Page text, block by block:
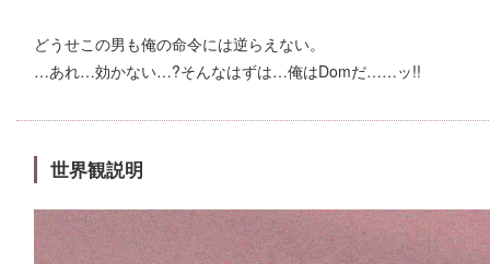
どうせこの男も俺の命令には逆らえない。
…あれ…効かない…?そんなはずは…俺はDomだ……ッ!!
世界観説明